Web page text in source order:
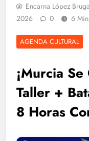
Encarna López
2026
0 6
AGENDA CULTURAL
¡Murcia
Taller +
8 Horas